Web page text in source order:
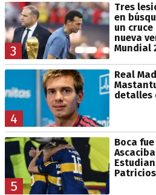
3
Tres
en
un
nueva
Mundial
4
Real
detalles
5
Boca
Patricios